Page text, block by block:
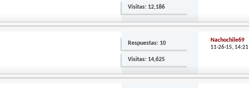
Visitas: 12,186
Respuestas: 10
Visitas: 14,625
Nachochile69
11-26-15, 14:21